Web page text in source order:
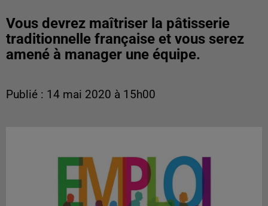
Vous devrez maîtriser la pâtisserie
traditionnelle française et vous serez
amené à manager une équipe.
Publié : 14 mai 2020 à 15h00